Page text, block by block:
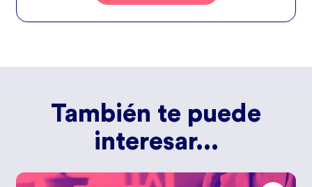
petición. Quedan reconocidos los derechos de acceso, rectificación,
Privacidad.
También te puede
interesar...